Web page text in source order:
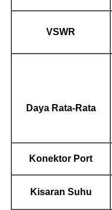
VSWR
Daya Rata-Rata
Konektor Port
Kisaran Suhu